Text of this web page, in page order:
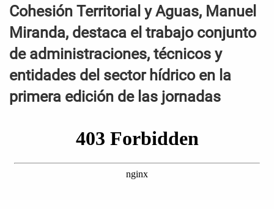
Cohesión Territorial y Aguas, Manuel
Miranda, destaca el trabajo conjunto
de administraciones, técnicos y
entidades del sector hídrico en la
primera edición de las jornadas